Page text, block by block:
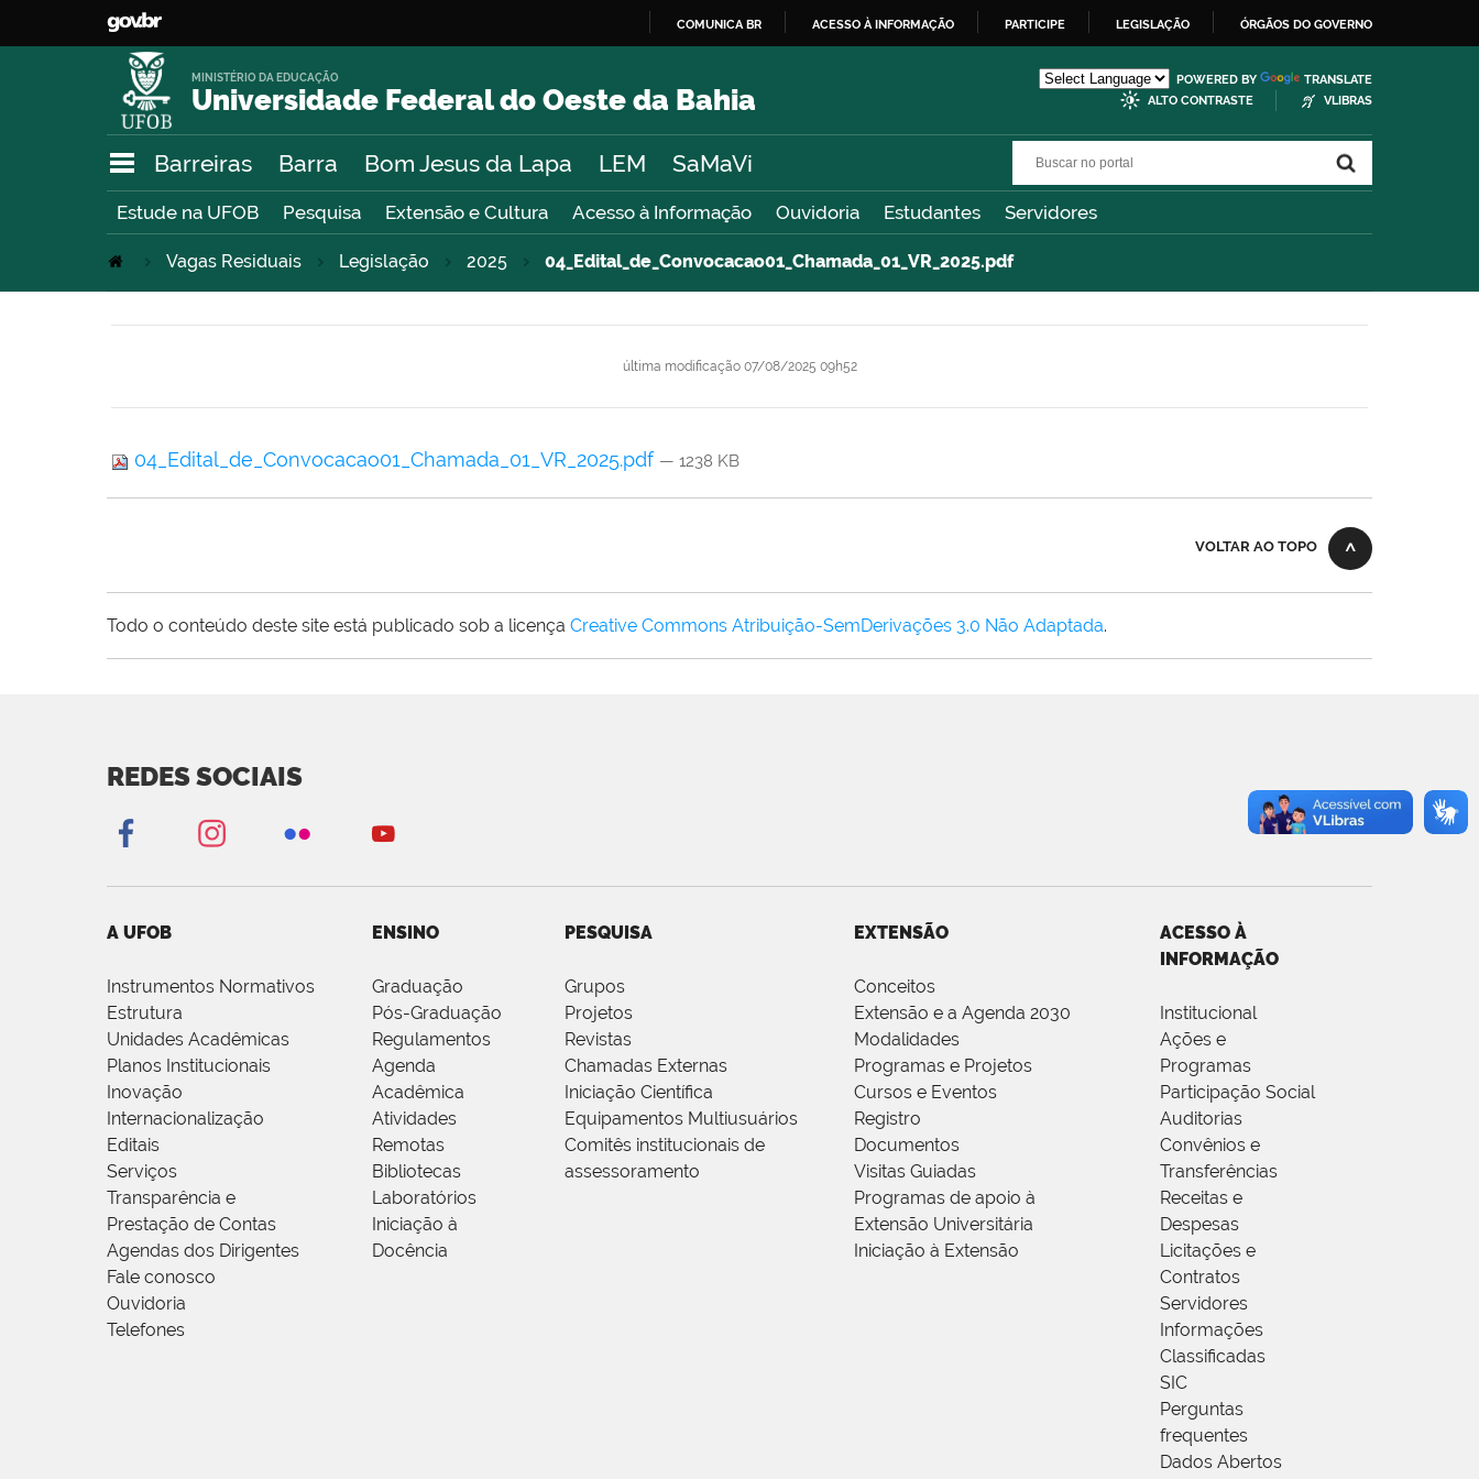
O
COMUNICA BR ACESSO À INFORMAÇÃO PARTICIPE LEGISLAÇÃO ÓRGÃOS DO GOVERNO
Universidade Federal do Oeste da Bahia
MINISTÉRIO DA EDUCAÇÃO POWERED BY
TRANSLATE
ALTO CONTRASTE
VLIBRAS
Barreiras Barra Bom Jesus da Lapa LEM SaMaVi
Estude na UFOB Pesquisa Extensão e Cultura Acesso à Informação Ouvidoria Estudantes Servidores
Vagas Residuais Legislação 2025 04_Edital_de_Convocacao01_Chamada_01_VR_2025.pdf
última modificação07/08/2025 09h52
04_Edital_de_Convocacao01_Chamada_01_VR_2025.pdf — 1238 KB
VOLTAR AO TOPO
Todo o conteúdo deste site está publicado sob a licença Creative Commons Atribuição-SemDerivações 3.0 Não Adaptada.
REDES SOCIAIS
A UFOB
Instrumentos Normativos
Estrutura
Unidades Acadêmicas
Planos Institucionais
Inovação
Internacionalização
Editais
Serviços
Transparência e
Prestação de Contas
Agendas dos Dirigentes
Fale conosco
Ouvidoria
Telefones
ENSINO
Graduação
Pós-Graduação
Regulamentos
Agenda
Acadêmica
Atividades
Remotas
Bibliotecas
Laboratórios
Iniciação à
Docência
PESQUISA
Grupos
Projetos
Revistas
Chamadas Externas
Iniciação Científica
Equipamentos Multiusuários
Comitês institucionais de
assessoramento
EXTENSÃO
Conceitos
Extensão e a Agenda 2030
Modalidades
Programas e Projetos
Cursos e Eventos
Registro
Documentos
Visitas Guiadas
Programas de apoio à
Extensão Universitária
Iniciação à Extensão
ACESSO À
INFORMAÇÃO
Institucional
Ações e
Programas
Participação Social
Auditorias
Convênios e
Transferências
Receitas e
Despesas
Licitações e
Contratos
Servidores
Informações
Classificadas
SIC
Perguntas
frequentes
Dados Abertos